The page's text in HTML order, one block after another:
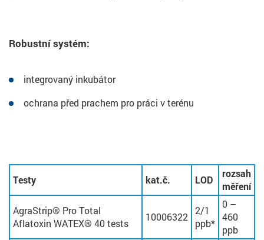
Robustní systém:
integrovaný inkubátor
ochrana před prachem pro práci v terénu
Testy kat.č. LOD
rozsah
měření
AgraStrip® Pro Total
Aflatoxin WATEX® 40 tests
10006322
2/1
ppb*
0 –
460
ppb